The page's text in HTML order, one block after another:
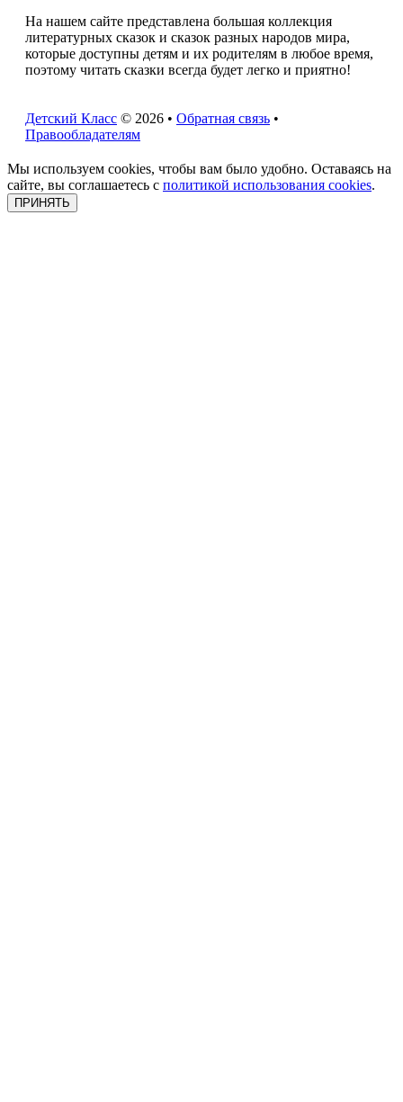
На нашем сайте представлена большая коллекция
литературных сказок и сказок разных народов мира,
которые доступны детям и их родителям в любое время,
поэтому читать сказки всегда будет легко и приятно!
Детский Класс © 2026 • Обратная связь •
Правообладателям
Мы используем cookies, чтобы вам было удобно. Оставаясь на
сайте, вы соглашаетесь с политикой использования cookies.
ПРИНЯТЬ